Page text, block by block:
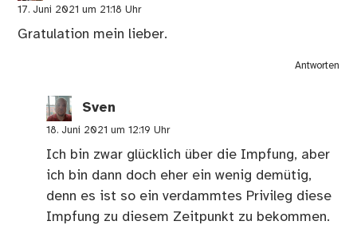
17. Juni 2021 um 21:18 Uhr
Gratulation mein lieber.
Antworten
Sven
18. Juni 2021 um 12:19 Uhr
Ich bin zwar glücklich über die Impfung, aber
ich bin dann doch eher ein wenig demütig,
denn es ist so ein verdammtes Privileg diese
Impfung zu diesem Zeitpunkt zu bekommen.